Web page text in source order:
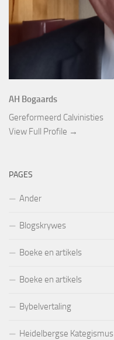
AH Bogaards
Gereformeerd Calvinisties
View Full Profile →
PAGES
Ander
Blogskrywes
Boeke en artikels
Boeke en artikels
Bybelvertaling
Heidelbergse Kategismus